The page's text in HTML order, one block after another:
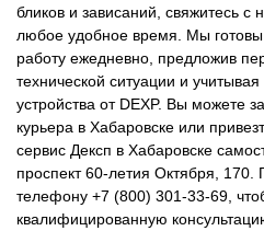
бликов и зависаний, свяжитесь
любое удобное время. Мы
работу ежедневно, предложив
технической ситуации и
устройства от DEXP. Вы можете
курьера в Хабаровске или
сервис Дексп в Хабаровске
проспект 60-летия Октября, 170.
телефону +7 (800) 301-33-69,
квалифицированную